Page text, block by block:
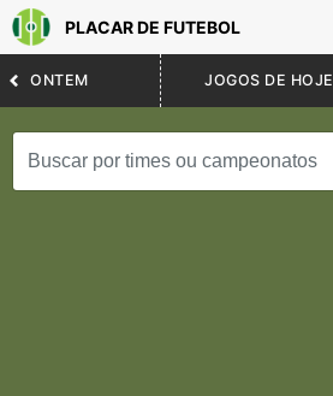
PLACAR DE FUTEBOL
ONTEM JOGOS DE HOJE